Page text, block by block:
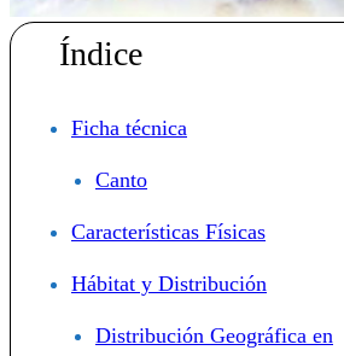
Índice
Ficha técnica
Canto
Características Físicas
Hábitat y Distribución
Distribución Geográfica en